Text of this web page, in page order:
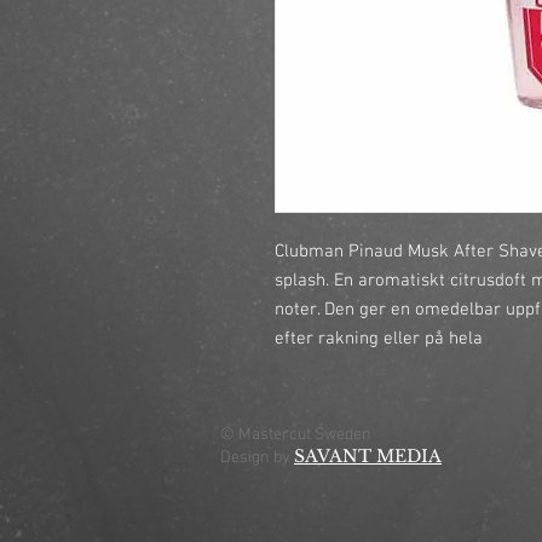
Clubman Pinaud Musk After
splash. En aromatiskt citrusdoft
noter. Den ger en omedelbar
efter rakning eller på hela
© Mastercut Sweden
Design by SAVANT MEDIA